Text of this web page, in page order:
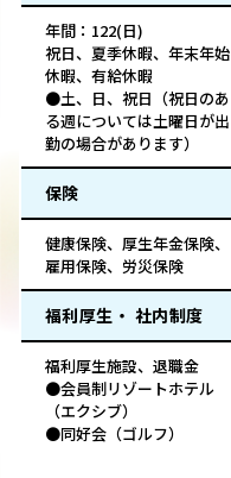
年間：122(日)
祝日、夏季休暇、年末年始
休暇、有給休暇
●土、日、祝日（祝日のあ
る週については土曜日が出
勤の場合があります）
保険
健康保険、厚生年金保険、
雇用保険、労災保険
福利厚生・ 社内制度
福利厚生施設、退職金
●会員制リゾートホテル
（エクシブ）
●同好会（ゴルフ）